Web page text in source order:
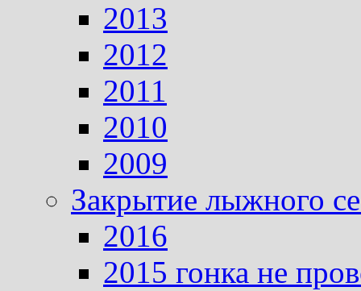
2013
2012
2011
2010
2009
Закрытие лыжного
2016
2015 гонка не